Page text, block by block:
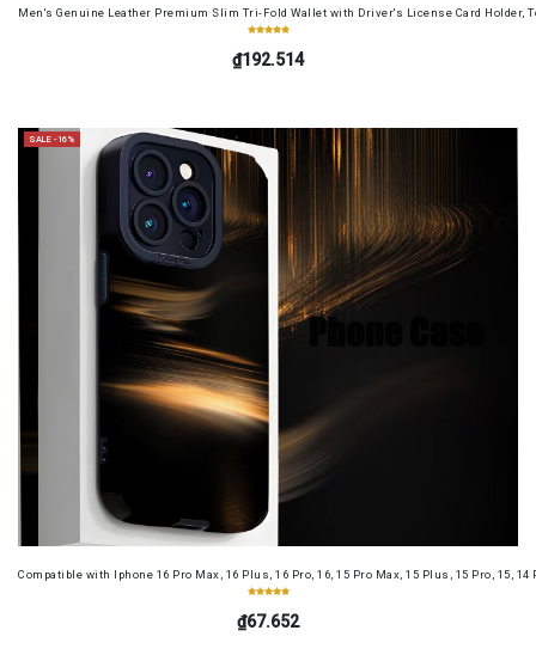
Men's Genuine Leather Premium Slim Tri-Fold Wallet with Driver's License Card Holder,
₫192.514
SALE -16%
Compatible with Iphone 16 Pro Max, 16 Plus, 16 Pro, 16, 15 Pro Max, 15 Plus, 15 Pro, 15,
₫67.652